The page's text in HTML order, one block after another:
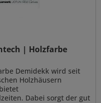
| Holzfarbe
Demidekk wird seit
Holzhäusern
Dabei sorgt der gut